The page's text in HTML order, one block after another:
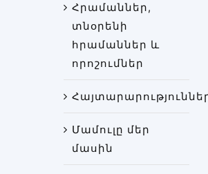
Հրամաններ,
տնօրենի
հրամաններ և
որոշումներ
Մամուլը մեր
մասին